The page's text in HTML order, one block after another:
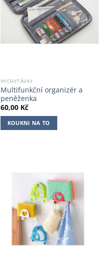
VYCHYTÁVKY
Multifunkční organizér a
peněženka
60,00 Kč
KOUKNI NA TO